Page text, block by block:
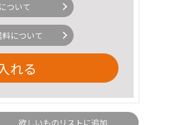
ついて
について
れる
欲しいものリストに追加